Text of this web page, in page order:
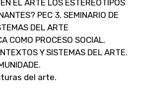
EL ARTE LOS ESTEREOTIPOS
PEC 3. SEMINARIO DE
DEL ARTE
COMO PROCESO SOCIAL.
Y SISTEMAS DEL ARTE.
del arte.